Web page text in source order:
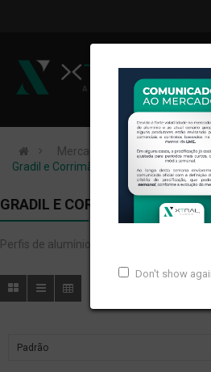
Don't show
Mercados de Atuação
Gradil e Corrimão
GRADIL E CORRIMÃO
Perfis de alumínio extrudados para